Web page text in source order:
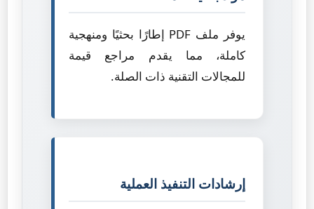
يوفر ملف PDF إطارًا بحثيًا ومنهجية
كاملة، مما يقدم مراجع قيمة
للمجالات التقنية ذات الصلة.
إرشادات التنفيذ العملية